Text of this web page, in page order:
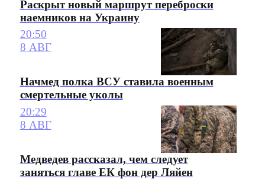
Раскрыт новый маршрут переброски
наемников на Украину
20:50
8 АВГ
Начмед полка ВСУ ставила военным
смертельные уколы
20:29
8 АВГ
Медведев рассказал, чем следует
заняться главе ЕК фон дер Ляйен